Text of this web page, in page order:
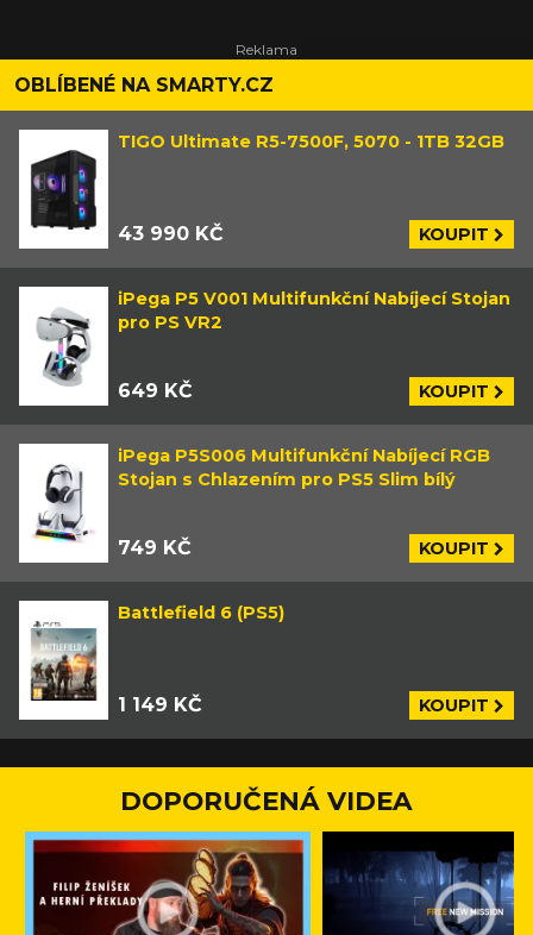
OBLÍBENÉ NA SMARTY.CZ
TIGO Ultimate R5-7500F, 5070 - 1TB 32GB
43 990 KČ KOUPIT
iPega P5 V001 Multifunkční Nabíjecí Stojan
pro PS VR2
649 KČ KOUPIT
iPega P5S006 Multifunkční Nabíjecí RGB
Stojan s Chlazením pro PS5 Slim bílý
749 KČ KOUPIT
Battlefield 6 (PS5)
1 149 KČ KOUPIT
DOPORUČENÁ VIDEA